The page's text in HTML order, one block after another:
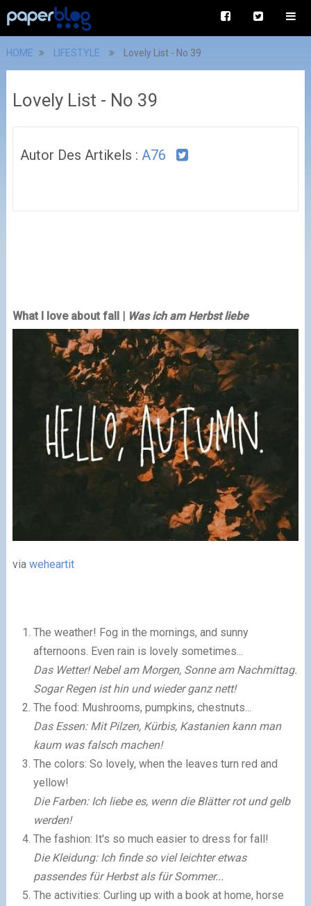
HOME LIFESTYLE Lovely List - No 39
Lovely List - No 39
Autor Des Artikels : A76
What I love about fall | Was ich am Herbst liebe
via weheartit
The weather! Fog in the mornings, and sunny
afternoons. Even rain is lovely sometimes...
Das Wetter! Nebel am Morgen, Sonne am Nachmittag.
Sogar Regen ist hin und wieder ganz nett!
The food: Mushrooms, pumpkins, chestnuts...
Das Essen: Mit Pilzen, Kürbis, Kastanien kann man
kaum was falsch machen!
The colors: So lovely, when the leaves turn red and
yellow!
Die Farben: Ich liebe es, wenn die Blätter rot und gelb
werden!
The fashion: It's so much easier to dress for fall!
Die Kleidung: Ich finde so viel leichter etwas
passendes für Herbst als für Sommer...
The activities: Curling up with a book at home, horse